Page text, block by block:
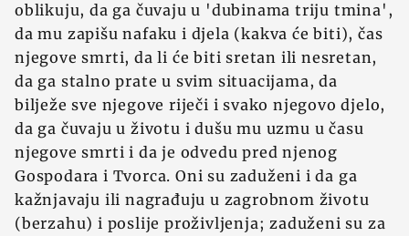
oblikuju, da ga čuvaju u 'dubinama triju tmina',
da mu zapišu nafaku i djela (kakva će biti), čas
njegove smrti, da li će biti sretan ili nesretan,
da ga stalno prate u svim situacijama, da
bilježe sve njegove riječi i svako njegovo djelo,
da ga čuvaju u životu i dušu mu uzmu u času
njegove smrti i da je odvedu pred njenog
Gospodara i Tvorca. Oni su zaduženi i da ga
kažnjavaju ili nagrađuju u zagrobnom životu
(berzahu) i poslije proživljenja; zaduženi su za